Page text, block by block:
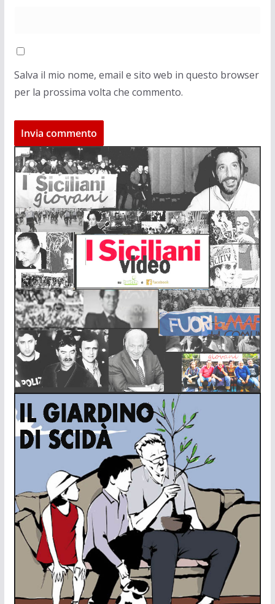
Salva il mio nome, email e sito web in questo browser
per la prossima volta che commento.